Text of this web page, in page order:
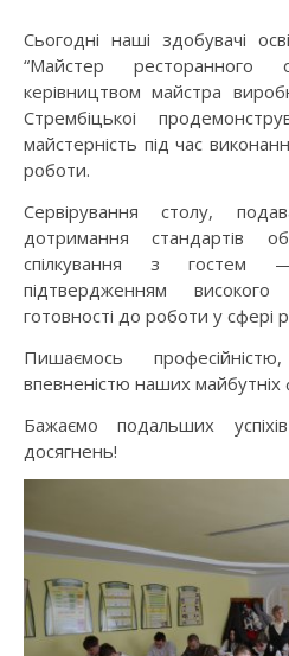
Сьогодні наші здобувачі
“Майстер ресторанного
керівництвом майстра
Стрембіцькоі
майстерність під час
роботи.
Сервірування столу,
дотримання стандартів
спілкування з
підтвердженням
готовності до роботи у сфері
Пишаємось
впевненістю наших майбутніх
Бажаємо подальших
досягнень!